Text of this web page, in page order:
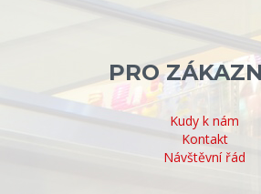
PRO
Kudy k nám
Kontakt
Návštěvní řád